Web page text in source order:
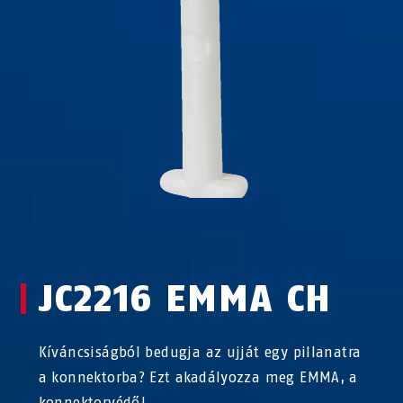
JC2216 EMMA CH
Kíváncsiságból bedugja az ujját egy pillanatra
a konnektorba? Ezt akadályozza meg EMMA, a